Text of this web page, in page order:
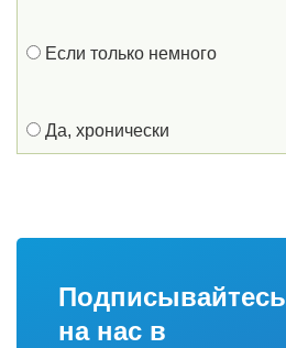
Если только немного
Да, хронически
Подписывайтесь
на нас в